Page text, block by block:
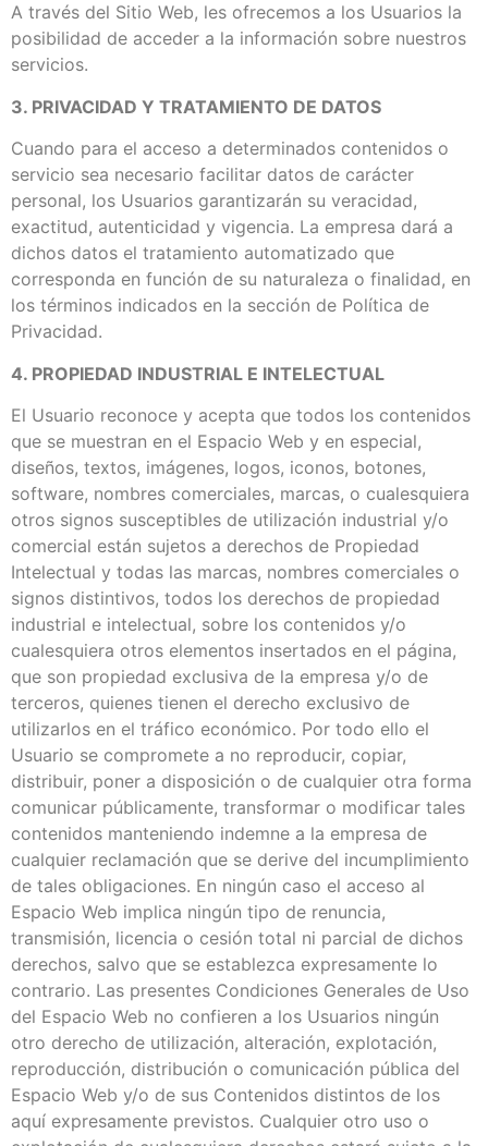
A través del Sitio Web, les ofrecemos a los Usuarios la
posibilidad de acceder a la información sobre nuestros
servicios.
3. PRIVACIDAD Y TRATAMIENTO DE DATOS
Cuando para el acceso a determinados contenidos o
servicio sea necesario facilitar datos de carácter
personal, los Usuarios garantizarán su veracidad,
exactitud, autenticidad y vigencia. La empresa dará a
dichos datos el tratamiento automatizado que
corresponda en función de su naturaleza o finalidad, en
los términos indicados en la sección de Política de
Privacidad.
4. PROPIEDAD INDUSTRIAL E INTELECTUAL
El Usuario reconoce y acepta que todos los contenidos
que se muestran en el Espacio Web y en especial,
diseños, textos, imágenes, logos, iconos, botones,
software, nombres comerciales, marcas, o cualesquiera
otros signos susceptibles de utilización industrial y/o
comercial están sujetos a derechos de Propiedad
Intelectual y todas las marcas, nombres comerciales o
signos distintivos, todos los derechos de propiedad
industrial e intelectual, sobre los contenidos y/o
cualesquiera otros elementos insertados en el página,
que son propiedad exclusiva de la empresa y/o de
terceros, quienes tienen el derecho exclusivo de
utilizarlos en el tráfico económico. Por todo ello el
Usuario se compromete a no reproducir, copiar,
distribuir, poner a disposición o de cualquier otra forma
comunicar públicamente, transformar o modificar tales
contenidos manteniendo indemne a la empresa de
cualquier reclamación que se derive del incumplimiento
de tales obligaciones. En ningún caso el acceso al
Espacio Web implica ningún tipo de renuncia,
transmisión, licencia o cesión total ni parcial de dichos
derechos, salvo que se establezca expresamente lo
contrario. Las presentes Condiciones Generales de Uso
del Espacio Web no confieren a los Usuarios ningún
otro derecho de utilización, alteración, explotación,
reproducción, distribución o comunicación pública del
Espacio Web y/o de sus Contenidos distintos de los
aquí expresamente previstos. Cualquier otro uso o